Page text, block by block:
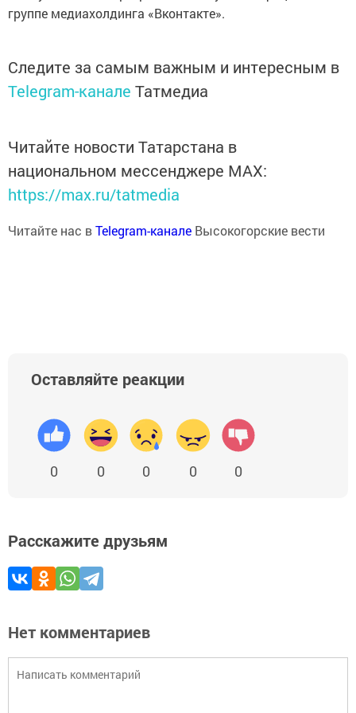
группе медиахолдинга «Вконтакте».
Следите за самым важным и интересным в
Telegram-канале Татмедиа
Читайте новости Татарстана в
национальном мессенджере MАХ:
https://max.ru/tatmedia
Читайте нас вTelegram-канале Высокогорские вести
Оставляйте реакции
0 0 0 0 0
Расскажите друзьям
Нет комментариев